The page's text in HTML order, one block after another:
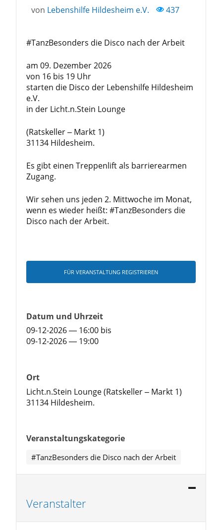
von Lebenshilfe Hildesheim e.V. 437
#TanzBesonders die Disco nach der Arbeit
am 09. Dezember 2026
von 16 bis 19 Uhr
starten die Disco der Lebenshilfe Hildesheim
e.V.
in der Licht.n.Stein Lounge
(Ratskeller – Markt 1)
31134 Hildesheim.
Es gibt einen Treppenlift als barrierearmen
Zugang.
Wir sehen uns jeden 2. Mittwoche im Monat,
wenn es wieder heißt: #TanzBesonders die
Disco nach der Arbeit.
FÜR VERANSTALTUNG REGISTRIEREN
Datum und Uhrzeit
09-12-2026 — 16:00 bis
09-12-2026 — 19:00
Ort
Licht.n.Stein Lounge (Ratskeller – Markt 1)
31134 Hildesheim.
Veranstaltungskategorie
#TanzBesonders die Disco nach der Arbeit
Veranstalter